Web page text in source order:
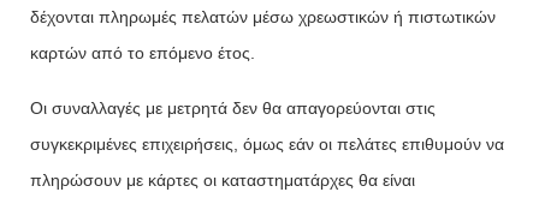
δέχονται πληρωμές πελατών μέσω χρεωστικών ή πιστωτικών
καρτών από το επόμενο έτος.
Οι συναλλαγές με μετρητά δεν θα απαγορεύονται στις
συγκεκριμένες επιχειρήσεις, όμως εάν οι πελάτες επιθυμούν να
πληρώσουν με κάρτες οι καταστηματάρχες θα είναι